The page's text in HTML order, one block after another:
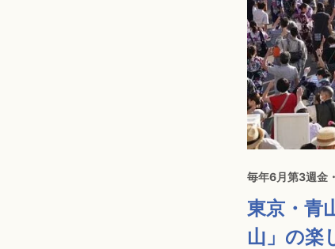
毎年6月第3週金
東京・青
山」の楽